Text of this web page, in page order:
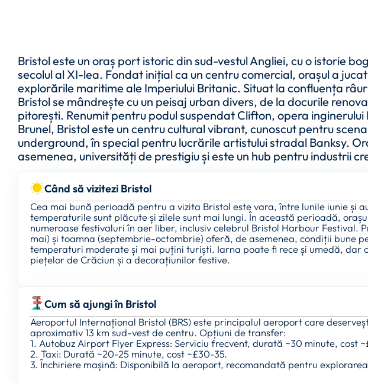
Bristol este un oraș port istoric din sud-vestul Angliei, cu o istorie
secolul al XI-lea. Fondat inițial ca un centru comercial, orașul a
explorările maritime ale Imperiului Britanic. Situat la confluența
Bristol se mândrește cu un peisaj urban divers, de la docurile
pitorești. Renumit pentru podul suspendat Clifton, opera
Brunel, Bristol este un centru cultural vibrant, cunoscut pentru
underground, în special pentru lucrările artistului stradal Banksy.
asemenea, universități de prestigiu și este un hub pentru industrii
Când să vizitezi Bristol
Cea mai bună perioadă pentru a vizita Bristol este vara, între lunile iunie și
temperaturile sunt plăcute și zilele sunt mai lungi. În această perioadă,
numeroase festivaluri în aer liber, inclusiv celebrul Bristol Harbour Festival.
mai) și toamna (septembrie-octombrie) oferă, de asemenea, condiții bune
temperaturi moderate și mai puțini turiști. Iarna poate fi rece și umedă, dar
piețelor de Crăciun și a decorațiunilor festive.
Cum să ajungi în Bristol
Aeroportul Internațional Bristol (BRS) este principalul aeroport care
aproximativ 13 km sud-vest de centru. Opțiuni de transfer:
1. Autobuz Airport Flyer Express: Serviciu frecvent, durată ~30 minute, cost
2. Taxi: Durată ~20-25 minute, cost ~£30-35.
3. Închiriere mașină: Disponibilă la aeroport, recomandată pentru